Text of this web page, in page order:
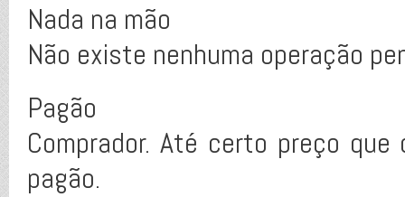
Nada na mão
Não existe nenhuma operação
Pagão
Comprador. Até certo preço
pagão.